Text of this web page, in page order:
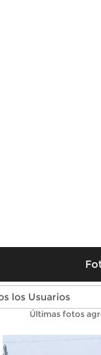
Fotos
Últimas fotos